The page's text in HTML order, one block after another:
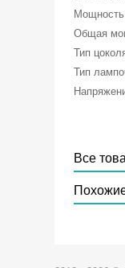
Общая
Тип
Тип
Все